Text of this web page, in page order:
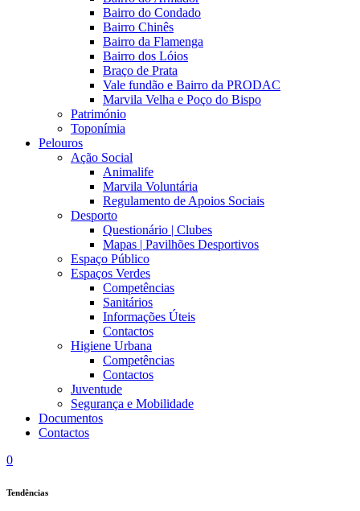
Bairro do Condado
Bairro Chinês
Bairro da Flamenga
Bairro dos Lóios
Braço de Prata
Vale fundão e Bairro da PRODAC
Marvila Velha e Poço do Bispo
Património
Toponímia
Pelouros
Ação Social
Animalife
Marvila Voluntária
Regulamento de Apoios Sociais
Desporto
Questionário | Clubes
Mapas | Pavilhões Desportivos
Espaço Público
Espaços Verdes
Competências
Sanitários
Informações Úteis
Contactos
Higiene Urbana
Competências
Contactos
Juventude
Segurança e Mobilidade
Documentos
Contactos
0
Tendências